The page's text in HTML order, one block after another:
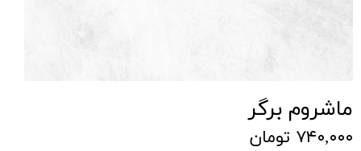
ماشروم برگر
۷۴۰,۰۰۰ تومان